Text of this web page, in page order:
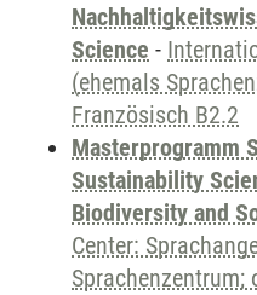
Science -
(ehemals
Französisch B2.2
Masterprogramm
Sustainability
Biodiversity and
Center:
Sprachenzentrum;